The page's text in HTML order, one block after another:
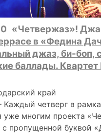
«Четвержаз»!
в «Федина
джаз, би-боп,
баллады.
край
четверг в
многим проекта
пропущенной буквой